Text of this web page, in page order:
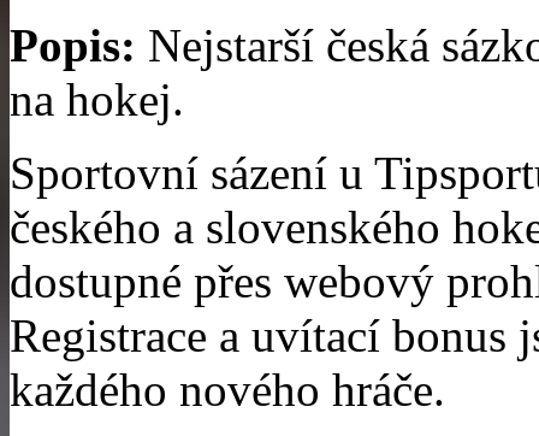
Popis: Nejstarší česká
na hokej.
Sportovní sázení u
českého a slovenského
dostupné přes webový
Registrace a uvítací bonus
každého nového hráče.